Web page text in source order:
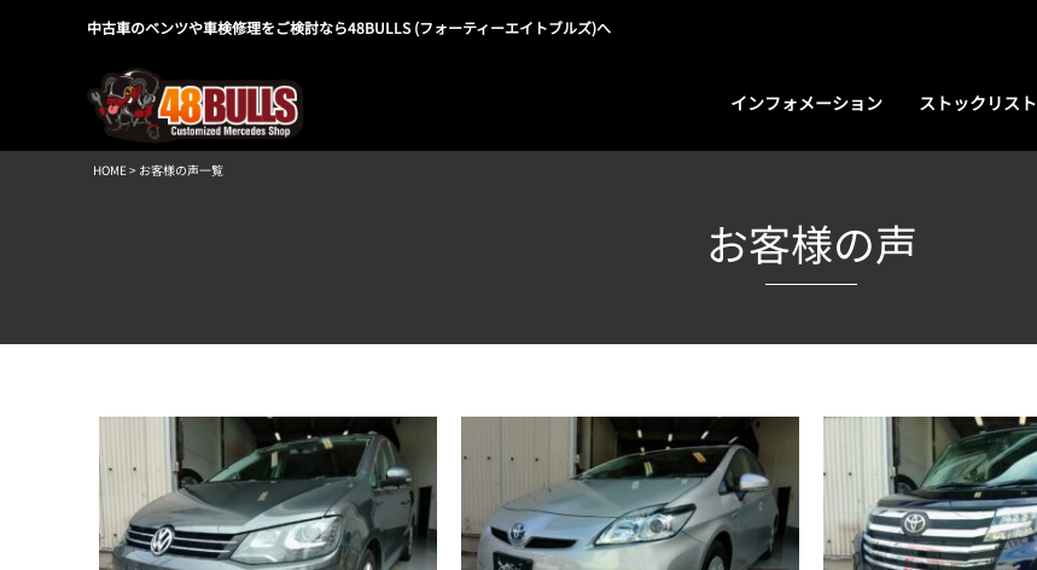
中古車のベンツや車検修理をご検討なら48BULLS (フォーティーエイトブルズ)へ
インフォメーション ストックリスト
HOME> お客様の声一覧
お客様の声